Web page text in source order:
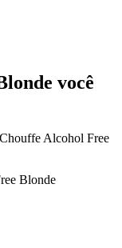
você
Alcohol Free
Blonde